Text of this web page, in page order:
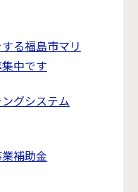
る福島市マリ
中です
グシステム
補助金